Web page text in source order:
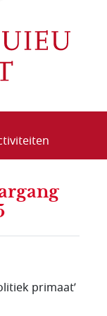
primaat’